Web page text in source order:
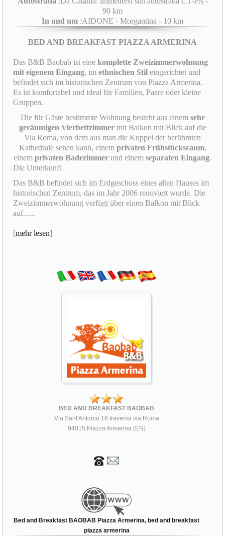
90 km
In und um :AIDONE - Morgantina - 10 km
BED AND BREAKFAST PIAZZA ARMERINA
Das B&B Baobab ist einekomplette Zweizimmerwohnung
mit eigenem Eingang, imethnischen Stil eingerichtet und
befindet sich im historischen Zentrum von Piazza Armerina.
Es ist komfortabel und ideal für Familien, Paare oder kleine
Gruppen.
Die für Gäste bestimmte Wohnung besteht aus einem sehr
geräumigen Vierbettzimmermit Balkon mit Blick auf die
Via Roma, von dem aus man die Kuppel der berühmten
Kathedrale sehen kann, einem privaten Frühstücksraum,
einem privaten Badezimmer und einem separaten Eingang.
Die Unterkunft
Das B&B befindet sich im Erdgeschoss eines alten Hauses im
historischen Zentrum, das im Jahr 2006 renoviert wurde. Die
Zweizimmerwohnung verfügt über einen Balkon mit Blick
auf......
[mehr lesen]
BED AND BREAKFAST BAOBAB
Via Sant'Antonio 16 traversa via Roma
94015 Piazza Armerina (EN)
Bed and Breakfast BAOBAB Piazza Armerina, bed and breakfast
piazza armerina